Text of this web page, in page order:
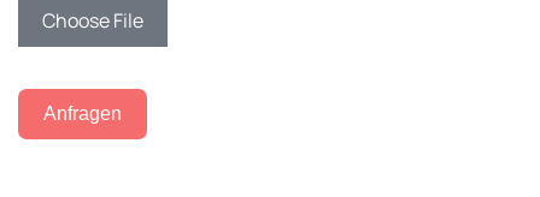
Choose File
Anfragen